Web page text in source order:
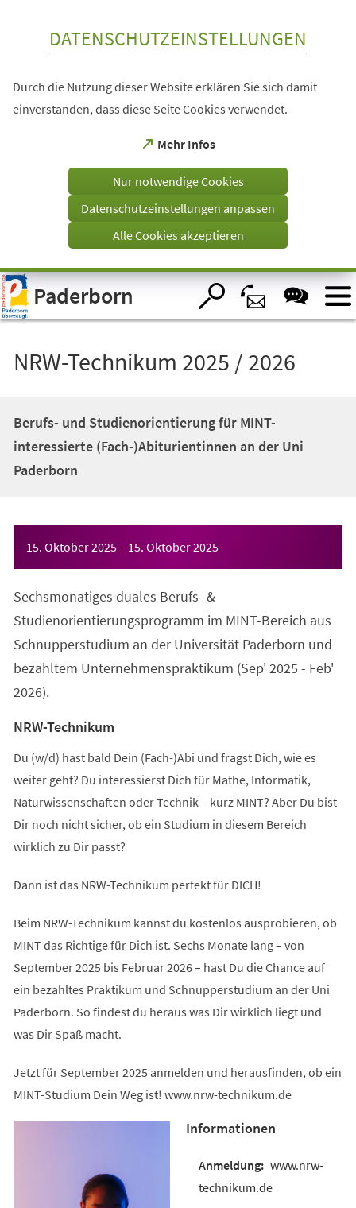
Visuelle
Assistenzsoftware
öffnen.
DATENSCHUTZEINSTELLUNGEN
Durch die Nutzung dieser Website erklären Sie sich damit
einverstanden, dass diese Seite Cookies verwendet.
Mehr Infos
(Öffnet
einem
Tab)
Nur notwendige Cookies
Datenschutzeinstellungen anpassen
Alle Cookies akzeptieren
Paderborn
NRW-Technikum 2025 / 2026
Berufs- und Studienorientierung für MINT-
interessierte (Fach-)Abiturientinnen an der Uni
Paderborn
15. Oktober 2025– 15. Oktober 2025
Sechsmonatiges duales Berufs- &
Studienorientierungsprogramm im MINT-Bereich aus
Schnupperstudium an der Universität Paderborn und
bezahltem Unternehmenspraktikum (Sep' 2025 - Feb'
2026).
NRW-Technikum
Du (w/d) hast bald Dein (Fach-)Abi und fragst Dich, wie es
weiter geht? Du interessierst Dich für Mathe, Informatik,
Naturwissenschaften oder Technik – kurz MINT? Aber Du bist
Dir noch nicht sicher, ob ein Studium in diesem Bereich
wirklich zu Dir passt?
Dann ist das NRW-Technikum perfekt für DICH!
Beim NRW-Technikum kannst du kostenlos ausprobieren, ob
MINT das Richtige für Dich ist. Sechs Monate lang – von
September 2025 bis Februar 2026 – hast Du die Chance auf
ein bezahltes Praktikum und Schnupperstudium an der Uni
Paderborn. So findest du heraus was Dir wirklich liegt und
was Dir Spaß macht.
Jetzt für September 2025 anmelden und herausfinden, ob ein
MINT-Studium Dein Weg ist! www.nrw-technikum.de
Informationen
www.nrw-
technikum.de